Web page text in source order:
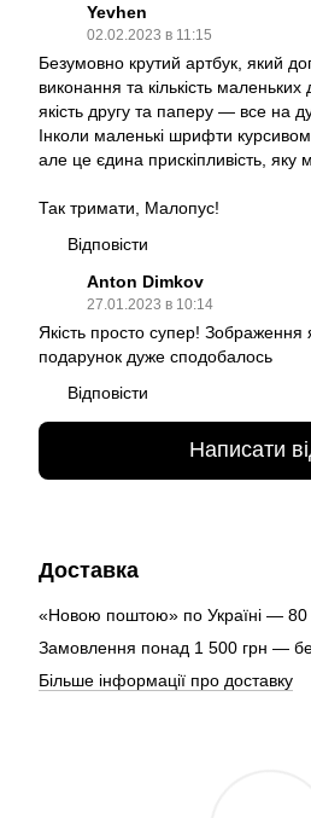
Yevhen
02.02.2023 в 11:15
Безумовно крутий артбук, який
виконання та кількість
якість другу та паперу — все на
Інколи маленькі шрифти
але це єдина прискіпливість, яку
Так тримати, Малопус!
Відповісти
Anton Dimkov
27.01.2023 в 10:14
Якість просто супер! Зображення
подарунок дуже сподобалось
Відповісти
Написати
Доставка
«Новою поштою» по Україні — 80
Замовлення понад 1 500 грн —
Більше інформації про доставку